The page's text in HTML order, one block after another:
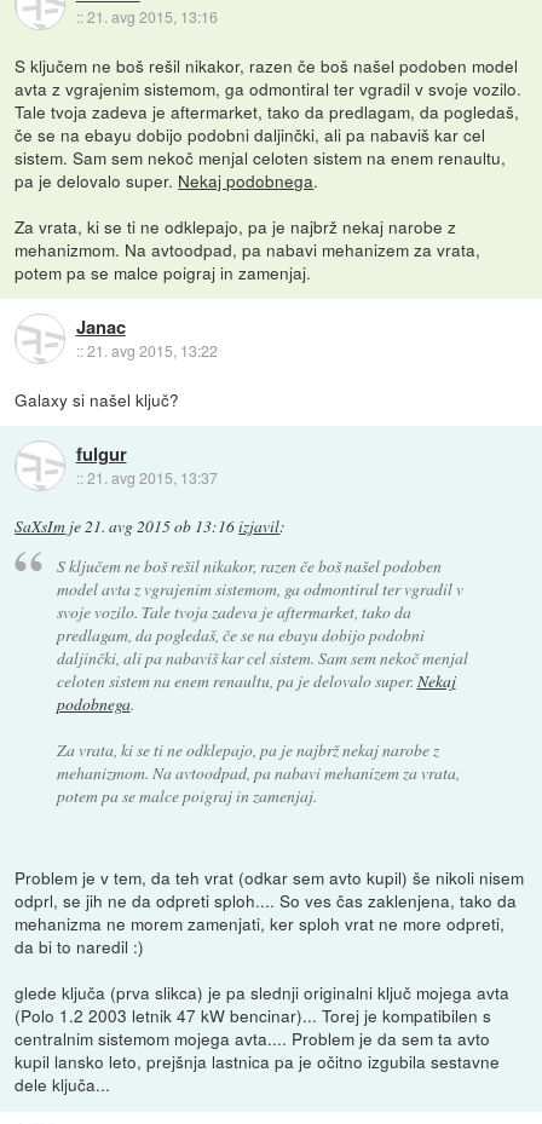
::21. avg 2015, 13:16
S ključem ne boš rešil nikakor, razen če boš našel podoben model
avta z vgrajenim sistemom, ga odmontiral ter vgradil v svoje vozilo.
Tale tvoja zadeva je aftermarket, tako da predlagam, da pogledaš,
če se na ebayu dobijo podobni daljinčki, ali pa nabaviš kar cel
sistem. Sam sem nekoč menjal celoten sistem na enem renaultu,
pa je delovalo super. Nekaj podobnega.
Za vrata, ki se ti ne odklepajo, pa je najbrž nekaj narobe z
mehanizmom. Na avtoodpad, pa nabavi mehanizem za vrata,
potem pa se malce poigraj in zamenjaj.
Janac
::21. avg 2015, 13:22
Galaxy si našel ključ?
fulgur
::21. avg 2015, 13:37
SaXsIm je21. avg 2015 ob 13:16izjavil:
S ključem ne boš rešil nikakor, razen če boš našel podoben
model avta z vgrajenim sistemom, ga odmontiral ter vgradil v
svoje vozilo. Tale tvoja zadeva je aftermarket, tako da
predlagam, da pogledaš, če se na ebayu dobijo podobni
daljinčki, ali pa nabaviš kar cel sistem. Sam sem nekoč menjal
celoten sistem na enem renaultu, pa je delovalo super. Nekaj
podobnega.
Za vrata, ki se ti ne odklepajo, pa je najbrž nekaj narobe z
mehanizmom. Na avtoodpad, pa nabavi mehanizem za vrata,
potem pa se malce poigraj in zamenjaj.
Problem je v tem, da teh vrat (odkar sem avto kupil) še nikoli nisem
odprl, se jih ne da odpreti sploh.... So ves čas zaklenjena, tako da
mehanizma ne morem zamenjati, ker sploh vrat ne more odpreti,
da bi to naredil :)
glede ključa (prva slikca) je pa slednji originalni ključ mojega avta
(Polo 1.2 2003 letnik 47 kW bencinar)... Torej je kompatibilen s
centralnim sistemom mojega avta.... Problem je da sem ta avto
kupil lansko leto, prejšnja lastnica pa je očitno izgubila sestavne
dele ključa...